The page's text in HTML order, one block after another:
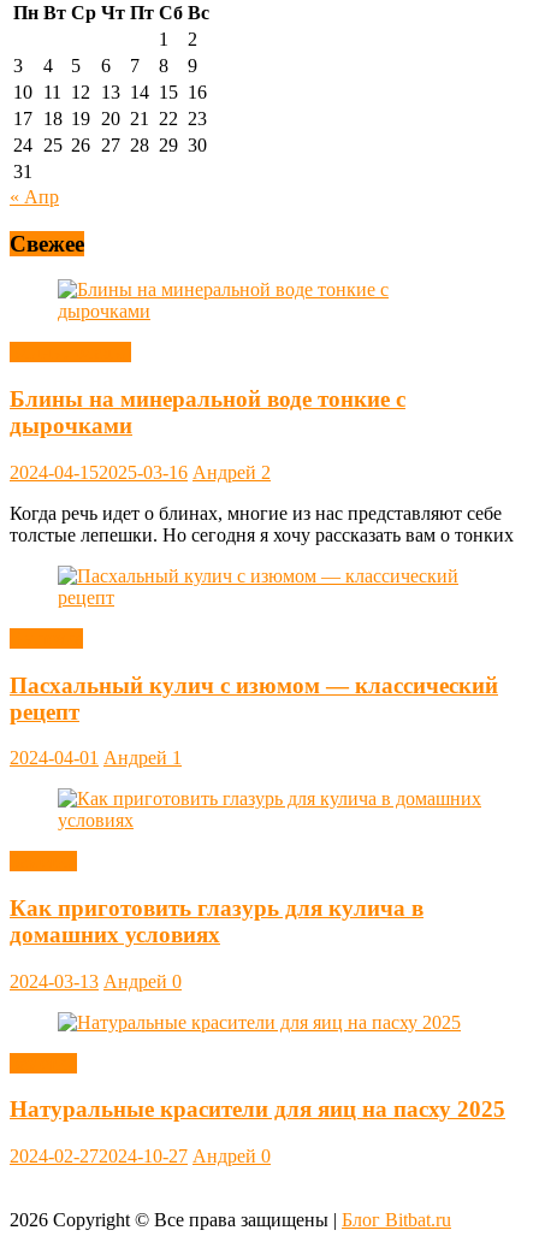
Пн Вт Ср Чт Пт Сб Вс
1
2
3
4 5 6 7 8
9
10 11 12 13 14 15 16
17 18 19 20 21 22 23
24 25 26 27 28 29 30
31
« Апр
Свежее
Блины на минеральной воде тонкие с
дырочками
2024-04-152025-03-16 Андрей 2
Когда речь идет о блинах, многие из нас представляют себе
толстые лепешки. Но сегодня я хочу рассказать вам о тонких
Пасхальный кулич с изюмом — классический
рецепт
2024-04-01 Андрей 1
Как приготовить глазурь для кулича в
домашних условиях
2024-03-13 Андрей 0
Натуральные красители для яиц на пасху 2025
2024-02-272024-10-27 Андрей 0
2026 Copyright © Все права защищены | Блог Bitbat.ru